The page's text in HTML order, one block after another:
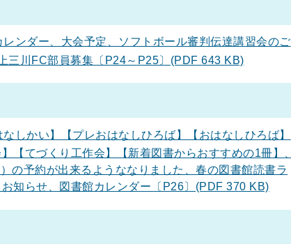
ンダー、大会予定、ソフトボール審判伝達講習会のご
三川FC部員募集〔P24～P25〕(PDF 643 KB)
しかい】【プレおはなしひろば】【おはなしひろば】
【てづくり工作会】【新着図書からおすすめの1冊】
の予約が出来るようななりました、春の図書館読書ラ
知らせ、図書館カレンダー〔P26〕(PDF 370 KB)